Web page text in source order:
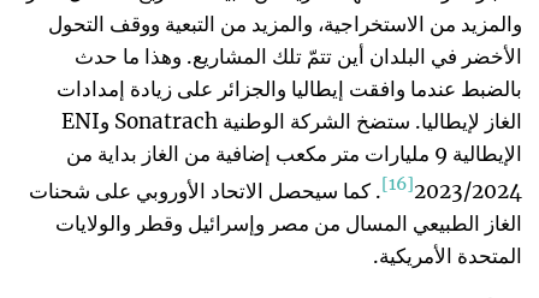
والمزيد من الاستخراجية، والمزيد من التبعية ووقف التحول
الأخضر في البلدان أين تتمّ تلك المشاريع. وهذا ما حدث
بالضبط عندما وافقت إيطاليا والجزائر على زيادة إمدادات
الغاز لإيطاليا. ستضخ الشركة الوطنية Sonatrach وENI
الإيطالية 9 مليارات متر مكعب إضافية من الغاز بداية من
2023/2024
[16]
. كما سيحصل الاتحاد الأوروبي على شحنات
الغاز الطبيعي المسال من مصر وإسرائيل وقطر والولايات
المتحدة الأمريكية.